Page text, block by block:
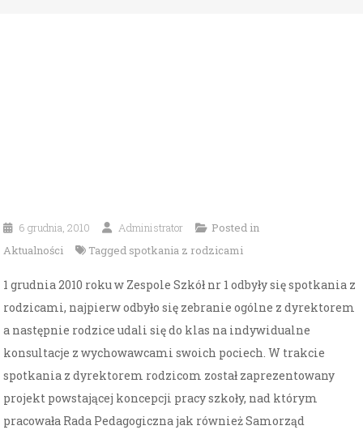
6 grudnia, 2010 Administrator
Posted in
Aktualności
Tagged spotkania z rodzicami
1 grudnia 2010 roku w Zespole Szkół nr 1 odbyły się spotkania z
rodzicami, najpierw odbyło się zebranie ogólne z dyrektorem
a następnie rodzice udali się do klas na indywidualne
konsultacje z wychowawcami swoich pociech. W trakcie
spotkania z dyrektorem rodzicom został zaprezentowany
projekt powstającej koncepcji pracy szkoły, nad którym
pracowała Rada Pedagogiczna jak również Samorząd